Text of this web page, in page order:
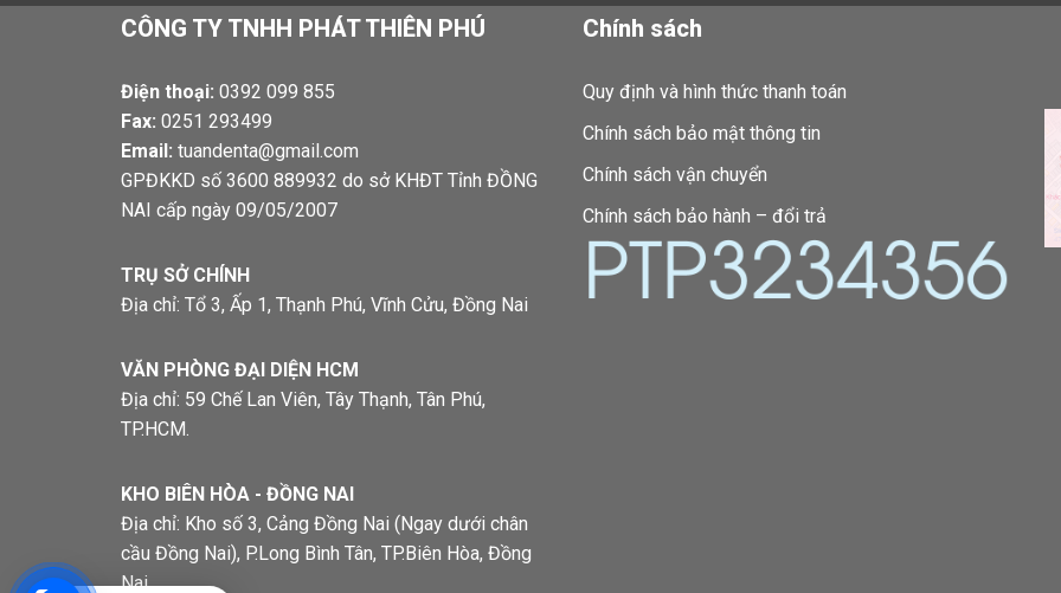
CÔNG TY TNHH PHÁT THIÊN PHÚ
Điện thoại: 0392 099 855
Fax: 0251 293499
Email: tuandenta@gmail.com
GPĐKKD số 3600 889932 do sở KHĐT Tỉnh ĐỒNG
NAI cấp ngày 09/05/2007
TRỤ SỞ CHÍNH
Địa chỉ: Tổ 3, Ấp 1, Thạnh Phú, Vĩnh Cửu, Đồng Nai
VĂN PHÒNG ĐẠI DIỆN HCM
Địa chỉ: 59 Chế Lan Viên, Tây Thạnh, Tân Phú,
TP.HCM.
KHO BIÊN HÒA - ĐỒNG NAI
Địa chỉ: Kho số 3, Cảng Đồng Nai (Ngay dưới chân
cầu Đồng Nai), P.Long Bình Tân, TP.Biên Hòa, Đồng
Nai.
Chính sách
Quy định và hình thức thanh toán
Chính sách bảo mật thông tin
Chính sách vận chuyển
Chính sách bảo hành – đổi trả